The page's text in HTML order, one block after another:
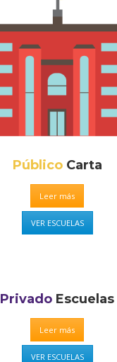
PúblicoCarta
Leer más
VER ESCUELAS
Privado Escuelas
Leer más
VER ESCUELAS